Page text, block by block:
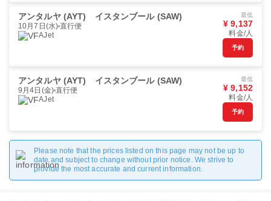
アンタルヤ (AYT) イスタンブール (SAW)
10月7日(水) 直行便
AJet
最低
¥ 9,137
料金/人
予約
アンタルヤ (AYT) イスタンブール (SAW)
9月4日(金) 直行便
AJet
最低
¥ 9,152
料金/人
予約
Please note that the prices listed on this page may not be up to
date and subject to change without prior notice. We strive to
provide the most accurate and current information.